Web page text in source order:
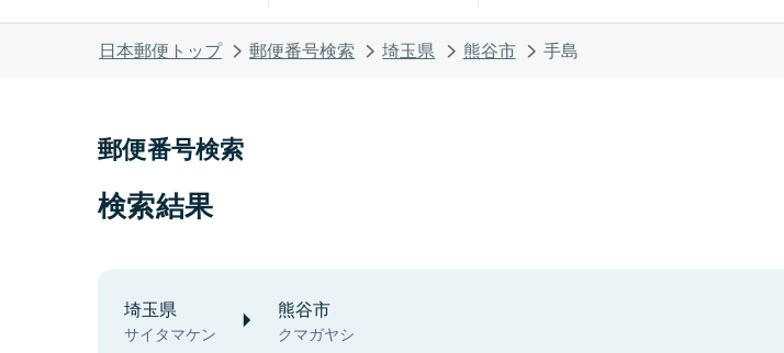
日本郵便トップ 郵便番号検索 埼玉県 熊谷市 手島
郵便番号検索
検索結果
埼玉県
サイタマケン
熊谷市
クマガヤシ